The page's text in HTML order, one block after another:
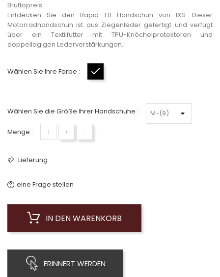
Bruttopreis
Entdecken Sie den Rapid 1.0 Handschuh von IXS. Dieser
Motorradhandschuh ist aus Ziegenleder gefertigt und verfügt
über ein Textilfutter mit TPU-Knöchelprotektoren und
doppellagigen Lederverstärkungen.
Wählen Sie Ihre Farbe :
Wählen Sie die Größe Ihrer Handschuhe :
Menge : + −
Lieferung
eine Frage stellen
IN DEN WARENKORB
ERINNERT WERDEN